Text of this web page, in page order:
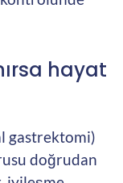
hayat
gastrektomi)
doğrudan